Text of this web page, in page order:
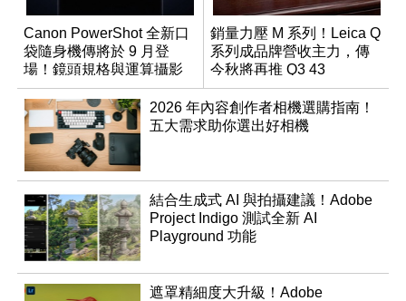
Canon PowerShot 全新口
袋隨身機傳將於 9 月登
場！鏡頭規格與運算攝影
升級成為焦點
銷量力壓 M 系列！Leica Q
系列成品牌營收主力，傳
今秋將再推 Q3 43
Monochrom
2026 年內容創作者相機選購指南！
五大需求助你選出好相機
結合生成式 AI 與拍攝建議！Adobe
Project Indigo 測試全新 AI
Playground 功能
遮罩精細度大升級！Adobe